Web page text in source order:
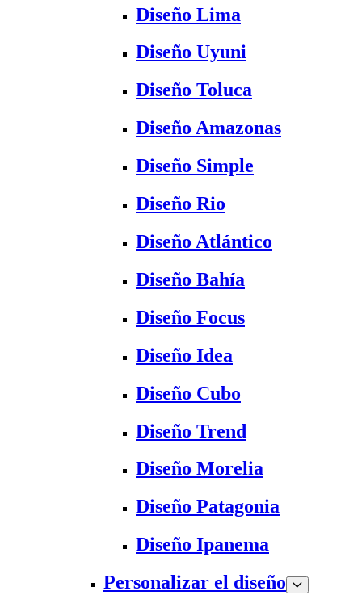
Diseño Lima
Diseño Uyuni
Diseño Toluca
Diseño Amazonas
Diseño Simple
Diseño Rio
Diseño Atlántico
Diseño Bahía
Diseño Focus
Diseño Idea
Diseño Cubo
Diseño Trend
Diseño Morelia
Diseño Patagonia
Diseño Ipanema
Personalizar el diseño